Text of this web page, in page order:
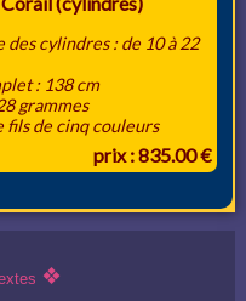
des cylindres : de 10 à 22
: 138 cm
grammes
fils de cinq couleurs
prix : 835.00 €
❖